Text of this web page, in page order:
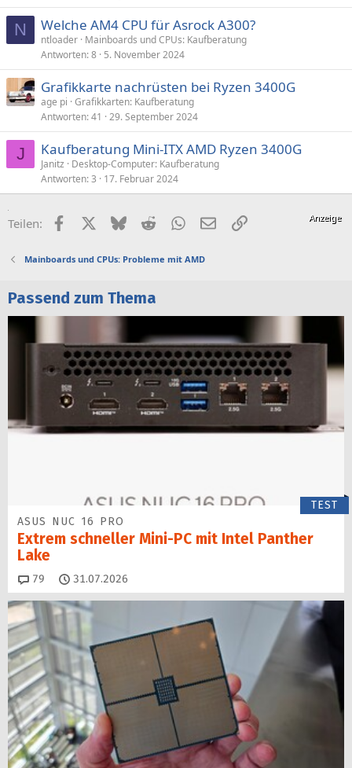
N Welche AM4 CPU für Asrock A300?
ntloader Mainboards und CPUs: Kaufberatung
Antworten 8 5. November 2024
Grafikkarte nachrüsten bei Ryzen 3400G
age pi Grafikkarten: Kaufberatung
Antworten 41 29. September 2024
J Kaufberatung Mini-ITX AMD Ryzen 3400G
Janitz
Desktop-Computer: Kaufberatung
Antworten 3 17. Februar 2024
Teilen: FacebookX (Twitter)
BlueskyRedditWhatsApp
E-MailLink
Mainboards und CPUs: Probleme mit AMD
Passend zum Thema
TEST
ASUS NUC 16 PRO
Extrem schneller Mini-PC mit Intel Panther
Lake
79 Kommentare
31.07.2026